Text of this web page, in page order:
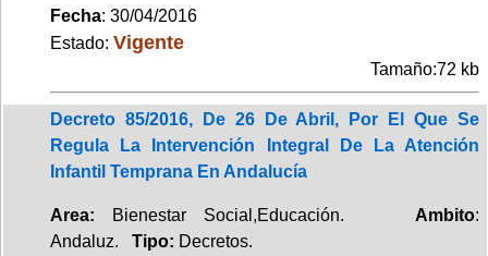
Fecha: 30/04/2016
Estado: Vigente
Tamaño:72 kb
Decreto 85/2016, De 26 De Abril, Por El Que Se
Regula La Intervención Integral De La Atención
Infantil Temprana En Andalucía
Area: Bienestar Social,Educación. Ambito:
Andaluz. Tipo: Decretos.